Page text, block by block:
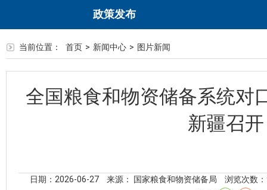
政策发布
当前位置： 首页 > 新闻中心 > 图片新闻
全国粮食和物资储备系统对
新疆召开
日期：2026-06-27 来源： 国家粮食和物资储备局 浏览次数：